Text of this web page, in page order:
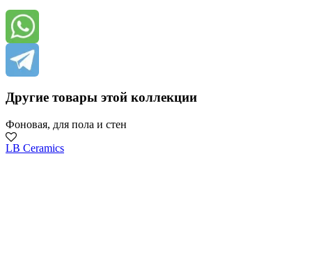
Другие товары этой коллекции
Фоновая, для пола и стен
LB Ceramics